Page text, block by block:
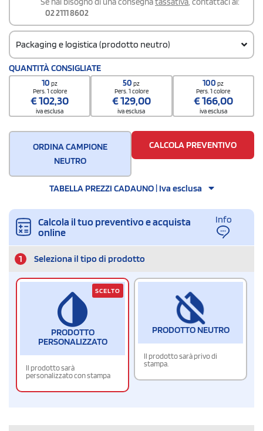
02 2111 8602
Packaging e logistica (prodotto neutro)
Codice doganale
420232900000000
Quantità per confezione
Quantità per scatola
100
QUANTITÀ CONSIGLIATE
10pz
Pers. 1 colore
€102,30
iva esclusa
50pz
Pers. 1 colore
€129,00
iva esclusa
100pz
Pers. 1 colore
€166,00
iva esclusa
ORDINA CAMPIONE
NEUTRO
CALCOLA PREVENTIVO
TABELLA PREZZI CADAUNO | Iva esclusa
Calcola il tuo preventivo e acquista
online
Info
1 Seleziona il tipo di prodotto
PRODOTTO
PERSONALIZZATO
Il prodotto sarà
personalizzato con stampa
SCELTO
PRODOTTO NEUTRO
Il prodotto sarà privo di
stampa.